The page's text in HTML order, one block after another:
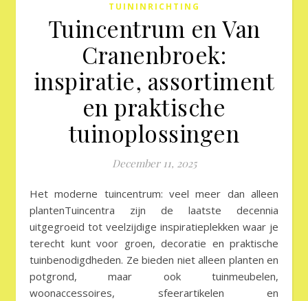
TUININRICHTING
Tuincentrum en Van
Cranenbroek:
inspiratie, assortiment
en praktische
tuinoplossingen
December 11, 2025
Het moderne tuincentrum: veel meer dan alleen
plantenTuincentra zijn de laatste decennia
uitgegroeid tot veelzijdige inspiratieplekken waar je
terecht kunt voor groen, decoratie en praktische
tuinbenodigdheden. Ze bieden niet alleen planten en
potgrond, maar ook tuinmeubelen,
woonaccessoires, sfeerartikelen en